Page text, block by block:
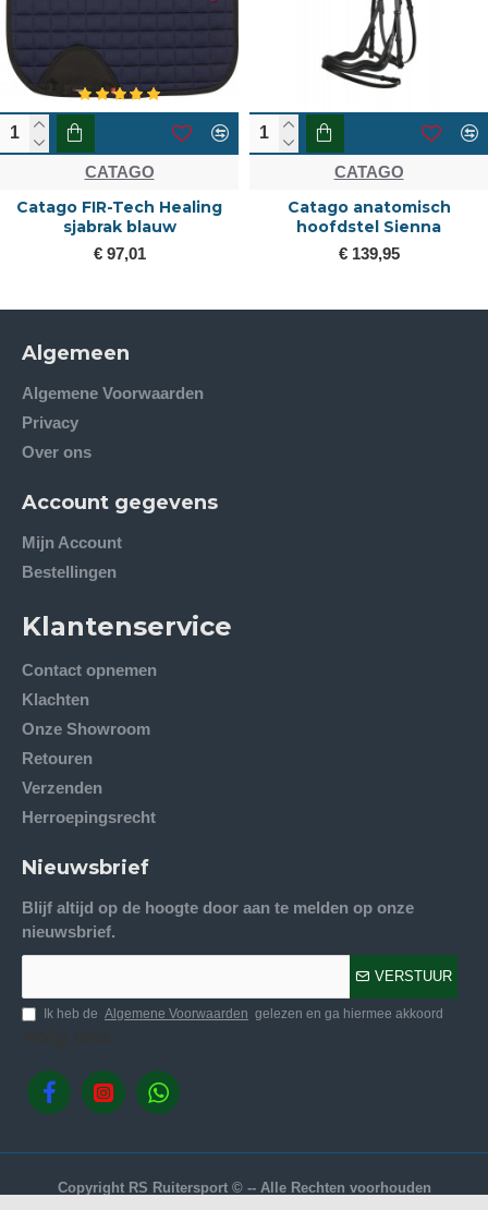
CATAGO
Catago FIR-Tech Healing
sjabrak blauw
€ 97,01
CATAGO
Catago anatomisch
hoofdstel Sienna
€ 139,95
Algemeen
Algemene Voorwaarden
Privacy
Over ons
Account gegevens
Mijn Account
Bestellingen
Klantenservice
Contact opnemen
Klachten
Onze Showroom
Retouren
Verzenden
Herroepingsrecht
Nieuwsbrief
Blijf altijd op de hoogte door aan te melden op onze
nieuwsbrief.
VERSTUUR
Ik heb de Algemene Voorwaarden gelezen en ga hiermee akkoord
Copyright RS Ruitersport © -- Alle Rechten voorhouden